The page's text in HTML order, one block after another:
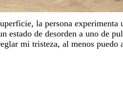
la persona experimenta
estado de desorden a uno de
mi tristeza, al menos puedo